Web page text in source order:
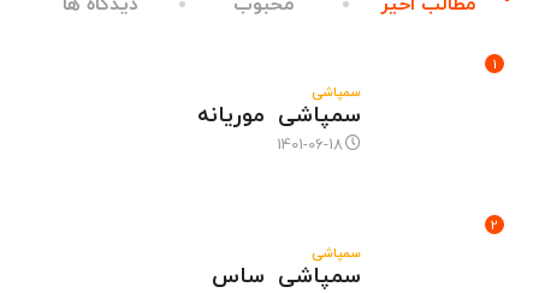
1
سمپاشی
سمپاشی موریانه
1401-06-18
2
سمپاشی
سمپاشی ساس